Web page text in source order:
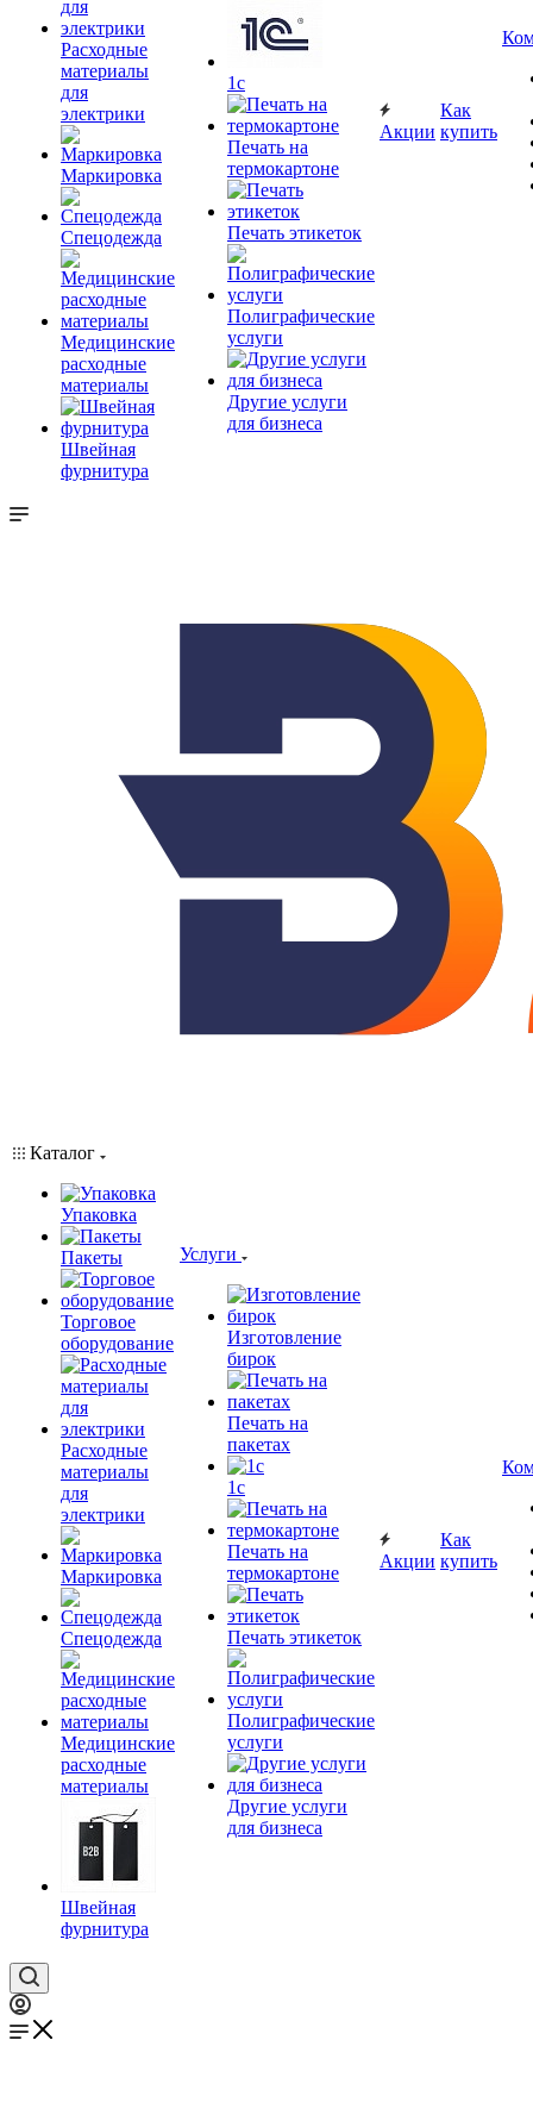
Расходные
материалы
для
электрики
Маркировка
Спецодежда
Медицинские
расходные
материалы
Швейная
фурнитура
1c
Печать на
термокартоне
Печать этикеток
Полиграфические
услуги
Другие услуги
для бизнеса
Акции
Как
купить
Каталог
Упаковка
Пакеты
Торговое
оборудование
Расходные
материалы
для
электрики
Маркировка
Спецодежда
Медицинские
расходные
материалы
Швейная
фурнитура
Услуги
Изготовление
бирок
Печать на
пакетах
1c
Печать на
термокартоне
Печать этикеток
Полиграфические
услуги
Другие услуги
для бизнеса
Акции
Как
купить